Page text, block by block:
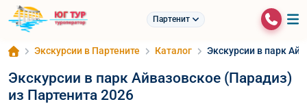
Партенит
Экскурсии в Партените Каталог Экскурсии в парк
Экскурсии в парк Айвазовское (Парадиз)
из Партенита 2026